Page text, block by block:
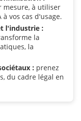
mesure, à utiliser
vos cas d'usage.
l'industrie :
la
la
: prenez
du cadre légal en